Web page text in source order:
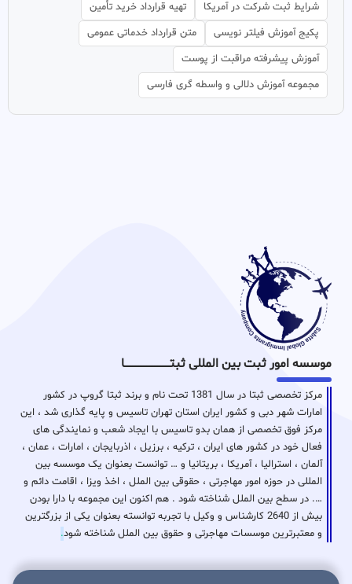
شرایط ثبت شرکت در آمریکا
تهیه قرارداد خرید تأمین
پکیج آموزش فیلتر نویسی
متن قرارداد خدماتی عمومی
آموزش پیشرفته مراقبت از پوست
مجموعه آموزش دلالی و واسطه گری فارسی
موسسه امور ثبت بین المللی ثبتـــــــــــــــــــــــــــــا
مرکز تخصصی ثبتا در سال 1381 تحت نام و برند ثبتا گروپ در کشور
امارات شهر دبی و کشور ایران استان تهران تاسیس و پایه گذاری شد ، این
مرکز فوق تخصصی از همان بدو تاسیس با ایجاد شعب و نمایندگی های
فعال خود در کشور های ایران ، ترکیه ، برزیل ، اذربایجان ، امارات ، عمان ،
آلمان ، استرالیا ، آمریکا ، بریتانیا و … توانست بعنوان یک موسسه بین
المللی در حوزه امور مهاجرتی ، حقوقی بین الملل ، اخذ ویزا ، اقامت دائم و
…. در سطح بین الملل شناخته شود . هم اکنون این مجموعه با دارا بودن
بیش از 2640 کارشناس و وکیل با تجربه توانسته بعنوان یکی از بزرگترین
و معتبرترین موسسات مهاجرتی و حقوق بین الملل شناخته شود.